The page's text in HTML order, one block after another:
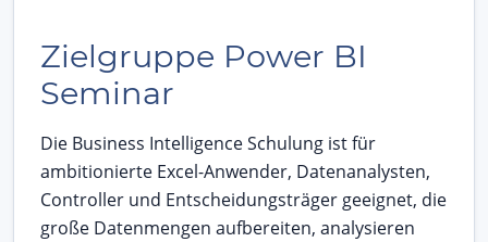
Zielgruppe Power BI
Seminar
Die Business Intelligence Schulung ist für
ambitionierte Excel-Anwender, Datenanalysten,
Controller und Entscheidungsträger geeignet, die
große Datenmengen aufbereiten, analysieren